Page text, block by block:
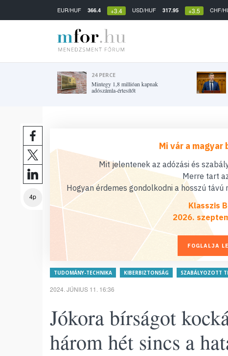
EUR/HUF 366.4 +3.4 USD/HUF 317.95 +3.5 CHF/
24 PERCE
Mintegy 1,8 millióan kapnak
adószámla-értesítőt
4p
Mi vár a
Mit jelentenek az adózási és
Merre tart
Hogyan érdemes gondolkodni a hosszú
Klasszis
2026.
FOGLALJA
TUDOMÁNY-TECHNIKA KIBERBIZTONSÁG SZABÁLYOZOTT
2024. JÚNIUS 11. 16:36
Jókora bírságot
három hét sincs a